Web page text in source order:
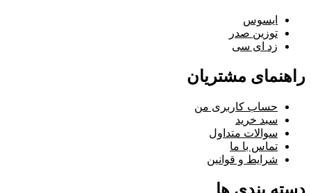
ایسوس
توزین صدر
زد ای سی
راهنمای مشتریان
حساب کاربری من
سبد خرید
سوالات متداول
تماس با ما
شرایط و قوانین